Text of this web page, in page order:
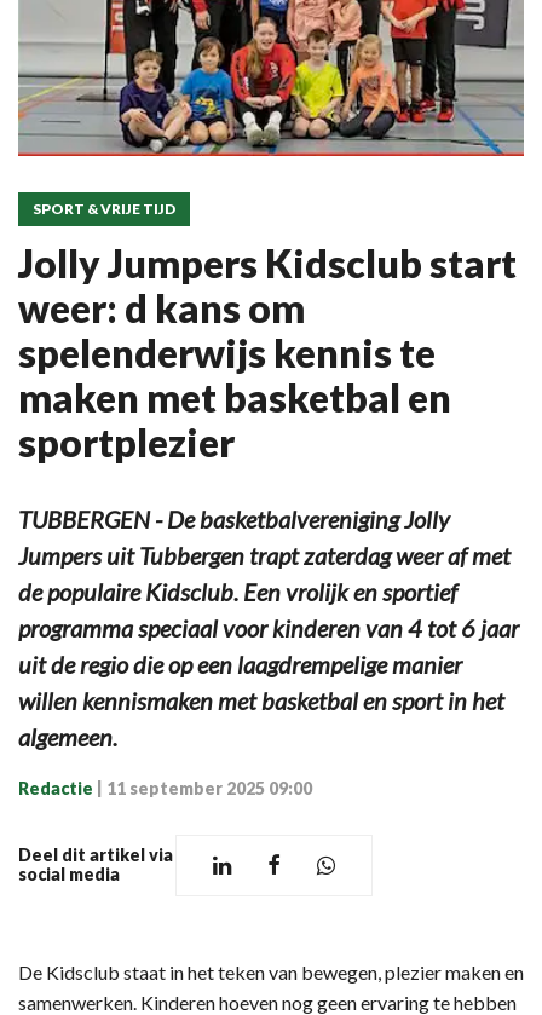
SPORT & VRIJE TIJD
Jolly Jumpers Kidsclub start
weer: d kans om
spelenderwijs kennis te
maken met basketbal en
sportplezier
TUBBERGEN - De basketbalvereniging Jolly
Jumpers uit Tubbergen trapt zaterdag weer af met
de populaire Kidsclub. Een vrolijk en sportief
programma speciaal voor kinderen van 4 tot 6 jaar
uit de regio die op een laagdrempelige manier
willen kennismaken met basketbal en sport in het
algemeen.
Redactie 11 september 2025 09:00
Deel dit artikel via
social media
De Kidsclub staat in het teken van bewegen, plezier maken en
samenwerken. Kinderen hoeven nog geen ervaring te hebben